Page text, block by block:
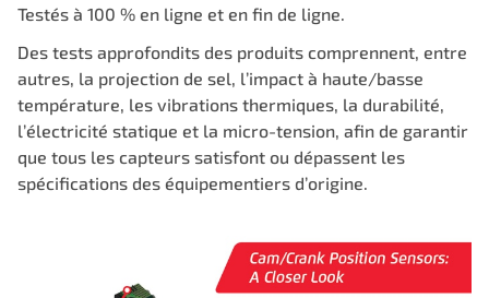
Testés à 100 % en ligne et en fin de ligne.
Des tests approfondits des produits comprennent, entre
autres, la projection de sel, l’impact à haute/basse
température, les vibrations thermiques, la durabilité,
l’électricité statique et la micro-tension, afin de garantir
que tous les capteurs satisfont ou dépassent les
spécifications des équipementiers d’origine.